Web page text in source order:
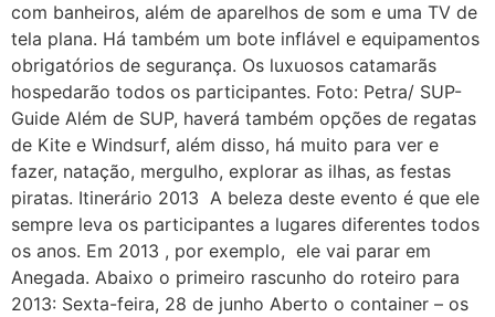
com banheiros, além de aparelhos de som e uma TV de
tela plana. Há também um bote inflável e equipamentos
obrigatórios de segurança. Os luxuosos catamarãs
hospedarão todos os participantes. Foto: Petra/ SUP-
Guide Além de SUP, haverá também opções de regatas
de Kite e Windsurf, além disso, há muito para ver e
fazer, natação, mergulho, explorar as ilhas, as festas
piratas. Itinerário 2013 A beleza deste evento é que ele
sempre leva os participantes a lugares diferentes todos
os anos. Em 2013 , por exemplo, ele vai parar em
Anegada. Abaixo o primeiro rascunho do roteiro para
2013: Sexta-feira, 28 de junho Aberto o container – os